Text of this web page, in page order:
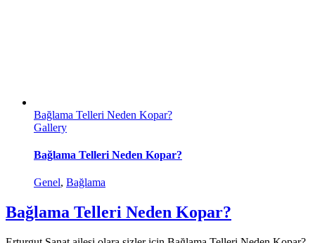
Bağlama Telleri Neden Kopar?
Gallery
Bağlama Telleri Neden Kopar?
Genel, Bağlama
Bağlama Telleri Neden Kopar?